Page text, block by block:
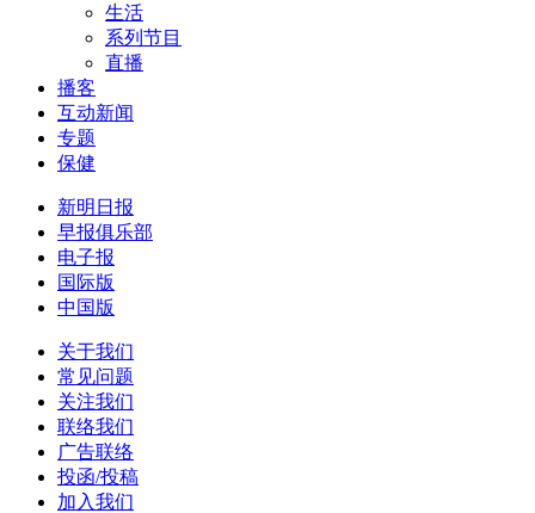
生活
系列节目
直播
播客
互动新闻
专题
保健
新明日报
早报俱乐部
电子报
国际版
中国版
关于我们
常见问题
关注我们
联络我们
广告联络
投函/投稿
加入我们